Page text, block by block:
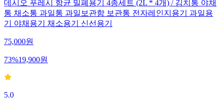
데시오 푸레시 항균 밀폐용기 4종세트 (2L * 4개) / 김치통 야채
통 채소통 과일통 과일보관함 보관통 전자레인지용기 과일용
기 야채용기 채소용기 신선용기
75,000원
73%19,900원